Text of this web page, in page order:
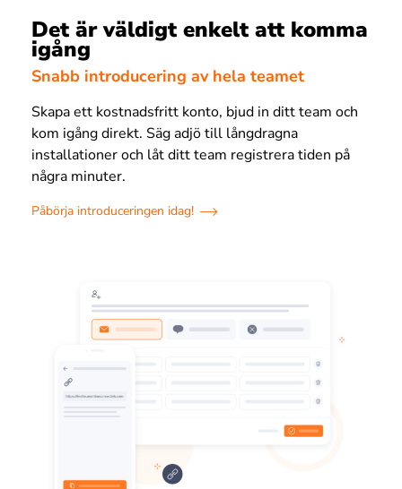
Det är väldigt enkelt att komma
igång
Snabb introducering av hela teamet
Skapa ett kostnadsfritt konto, bjud in ditt team och
kom igång direkt. Säg adjö till långdragna
installationer och låt ditt team registrera tiden på
några minuter.
Påbörja introduceringen idag!